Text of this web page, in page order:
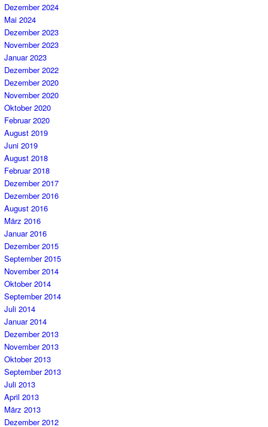
Dezember 2024
Mai 2024
Dezember 2023
November 2023
Januar 2023
Dezember 2022
Dezember 2020
November 2020
Oktober 2020
Februar 2020
August 2019
Juni 2019
August 2018
Februar 2018
Dezember 2017
Dezember 2016
August 2016
März 2016
Januar 2016
Dezember 2015
September 2015
November 2014
Oktober 2014
September 2014
Juli 2014
Januar 2014
Dezember 2013
November 2013
Oktober 2013
September 2013
Juli 2013
April 2013
März 2013
Dezember 2012